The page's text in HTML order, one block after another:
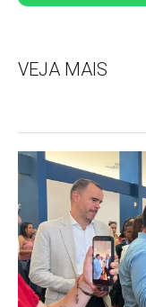
VEJA MAIS